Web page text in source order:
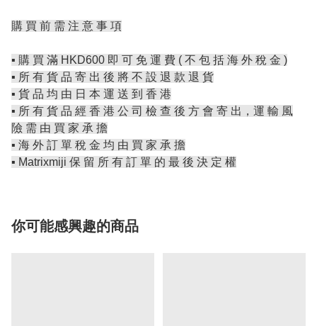
購 買 前 需 注 意 事 項
▪️ 購 買 滿 HKD600 即 可 免 運 費 ( 不 包 括 海 外 稅 金 )
▪️ 所 有 貨 品 寄 出 後 將 不 設 退 款 退 貨
▪️ 貨 品 均 由 日 本 運 送 到 香 港
▪️ 所 有 貨 品 經 香 港 公 司 檢 查 後 方 會 寄 出，運 輸 風
險 需 由 買 家 承 擔
▪️ 海 外 訂 單 稅 金 均 由 買 家 承 擔
▪️ Matrixmiji 保 留 所 有 訂 單 的 最 後 決 定 權
你可能感興趣的商品